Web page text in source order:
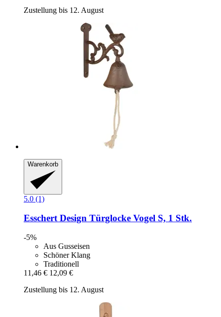
Zustellung bis 12. August
Warenkorb
5.0 (1)
Esschert Design Türglocke Vogel S, 1 Stk.
-5%
Aus Gusseisen
Schöner Klang
Traditionell
11,46 € 12,09 €
Zustellung bis 12. August